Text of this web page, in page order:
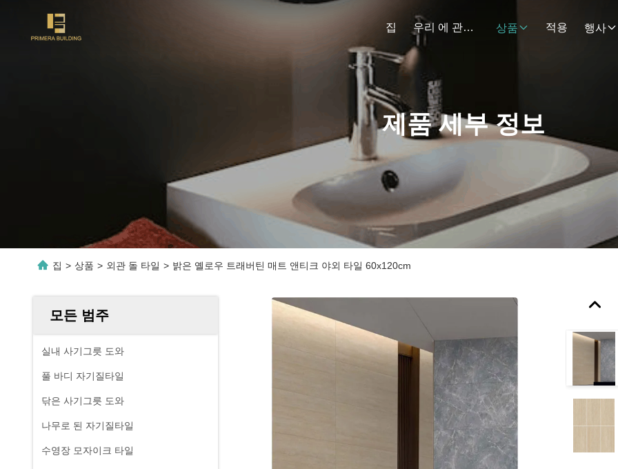
집 우리 에 관한 것 상품 적용 행사
제품 세부 정보
집 > 상품 > 외관 돌 타일 > 밝은 옐로우 트래버틴 매트 앤티크 야외 타일 60x120cm
모든 범주
실내 사기그릇 도와
풀 바디 자기질타일
닦은 사기그릇 도와
나무로 된 자기질타일
수영장 모자이크 타일